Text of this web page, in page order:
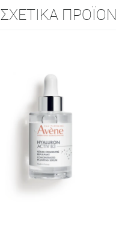
ΣΧΕΤΙΚΆ